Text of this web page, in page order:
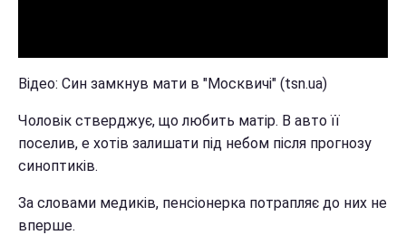
Відео: Син замкнув мати в "Москвичі" (tsn.ua)
Чоловік стверджує, що любить матір. В авто її
поселив, е хотів залишати під небом після прогнозу
синоптиків.
За словами медиків, пенсіонерка потрапляє до них не
вперше.